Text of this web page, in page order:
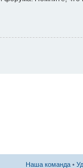
Наша команда •